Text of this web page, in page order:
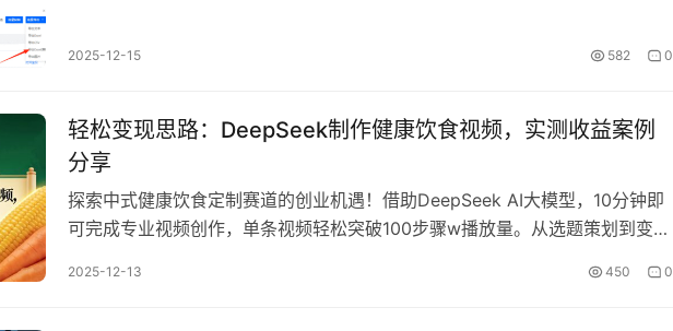
2025-12-15 582 0
轻松变现思路：DeepSeek制作健康饮食视频，实测收益案例
分享
探索中式健康饮食定制赛道的创业机遇！借助DeepSeek AI大模型，10分钟即
可完成专业视频创作，单条视频轻松突破100步骤w播放量。从选题策划到变现
用AI技术快速切入健康饮食内容赛道，掌握高效创作技巧与变现秘诀。
2025-12-13 450 0